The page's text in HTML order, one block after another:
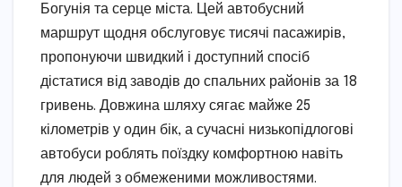
Богунія та серце міста. Цей автобусний
маршрут щодня обслуговує тисячі пасажирів,
пропонуючи швидкий і доступний спосіб
дістатися від заводів до спальних районів за 18
гривень. Довжина шляху сягає майже 25
кілометрів у один бік, а сучасні низькопідлогові
автобуси роблять поїздку комфортною навіть
для людей з обмеженими можливостями.